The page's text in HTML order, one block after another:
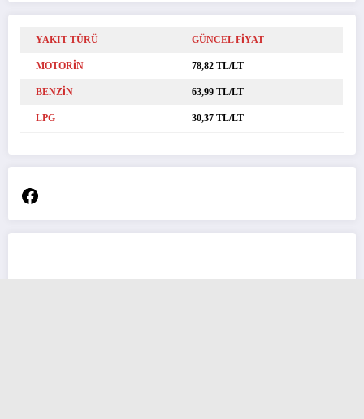
YAKIT TÜRÜ GÜNCEL FİYAT
MOTORİN 78,82 TL/LT
BENZİN 63,99 TL/LT
LPG 30,37 TL/LT
Facebook